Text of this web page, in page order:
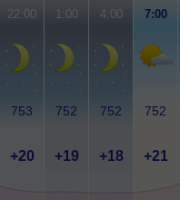
22:00 1:00 4:00 7:00
753 752 752 752
+20 +19 +18 +21